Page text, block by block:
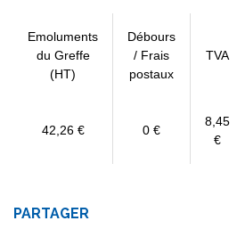
Emoluments
du Greffe
(HT)
Débours
/ Frais
postaux
TVA
42,26 € 0 €
8,45
€
PARTAGER